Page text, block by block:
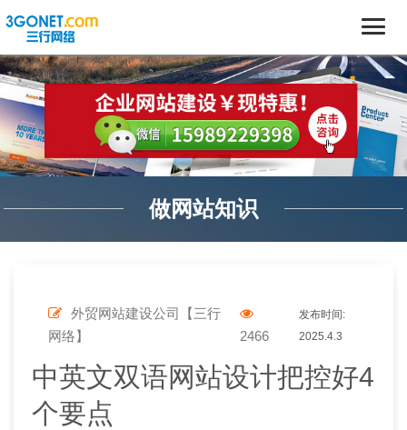
做网站知识
外贸网站建设公司【三行
网络】
2466
发布时间:
2025.4.3
中英文双语网站设计把控好4
个要点